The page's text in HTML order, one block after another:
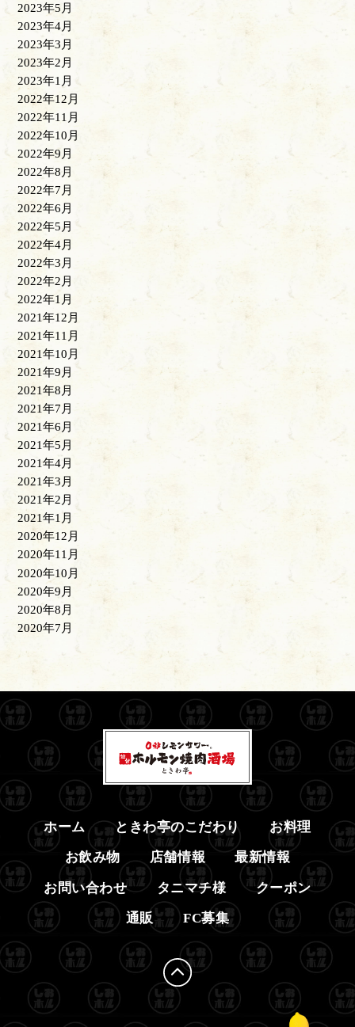
2023年5月
2023年4月
2023年3月
2023年2月
2023年1月
2022年12月
2022年11月
2022年10月
2022年9月
2022年8月
2022年7月
2022年6月
2022年5月
2022年4月
2022年3月
2022年2月
2022年1月
2021年12月
2021年11月
2021年10月
2021年9月
2021年8月
2021年7月
2021年6月
2021年5月
2021年4月
2021年3月
2021年2月
2021年1月
2020年12月
2020年11月
2020年10月
2020年9月
2020年8月
2020年7月
ホーム ときわ亭のこだわり お料理
お飲み物 店舗情報 最新情報
お問い合わせ タニマチ様 クーポン
通販 FC募集